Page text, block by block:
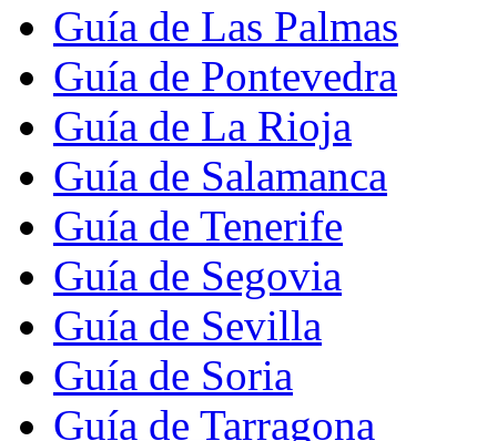
Guía de Las Palmas
Guía de Pontevedra
Guía de La Rioja
Guía de Salamanca
Guía de Tenerife
Guía de Segovia
Guía de Sevilla
Guía de Soria
Guía de Tarragona